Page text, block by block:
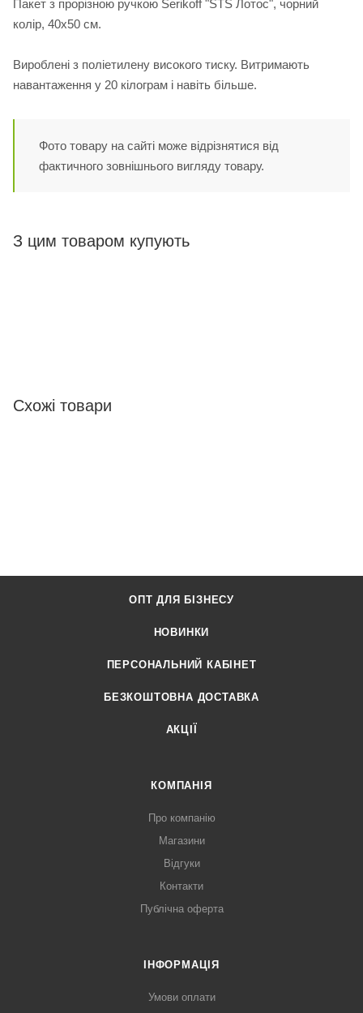
Пакет з прорізною ручкою Serikoff "STS Лотос", чорний
колір, 40х50 см.
Вироблені з поліетилену високого тиску. Витримають
навантаження у 20 кілограм і навіть більше.
Фото товару на сайті може відрізнятися від
фактичного зовнішнього вигляду товару.
З цим товаром купують
Схожі товари
ОПТ ДЛЯ БІЗНЕСУ
НОВИНКИ
ПЕРСОНАЛЬНИЙ КАБІНЕТ
БЕЗКОШТОВНА ДОСТАВКА
АКЦІЇ
КОМПАНІЯ
Про компанію
Магазини
Відгуки
Контакти
Публічна оферта
ІНФОРМАЦІЯ
Умови оплати